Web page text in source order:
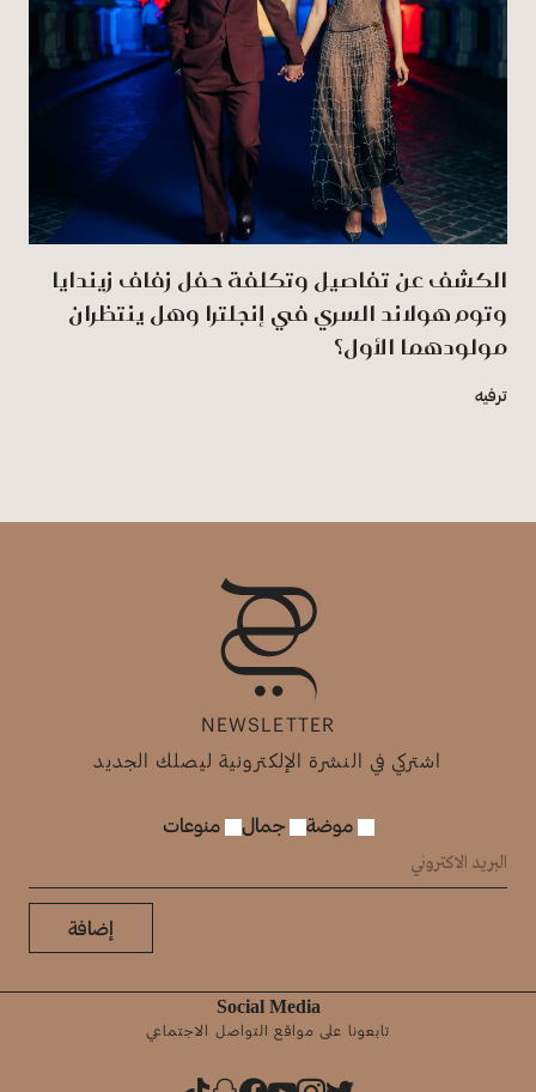
الكشف عن تفاصيل وتكلفة حفل زفاف زيندايا
وتوم هولاند السري في إنجلترا وهل ينتظران
مولودهما الأول؟
ترفيه
NEWSLETTER
اشتركي في النشرة الإلكترونية ليصلك الجديد
موضة جمال منوعات
إضافة
Social Media
تابعونا على مواقع التواصل الاجتماعي